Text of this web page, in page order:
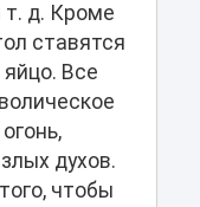
т. д. Кроме
ставятся
Все
духов.
чтобы